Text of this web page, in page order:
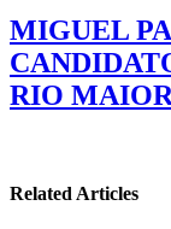
MIGUEL
RIO MAIOR
Related Articles